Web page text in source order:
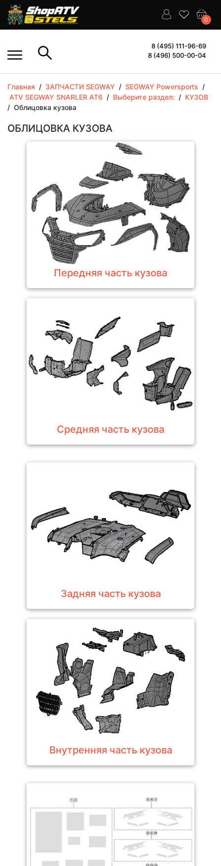
0
8 (495) 111-96-69
8 (496) 500-00-04
Главная / ЗАПЧАСТИ SEGWAY / SEGWAY Powersports /
ATV SEGWAY SNARLER AT6 / Выберите раздел: / КУЗОВ
/ Облицовка кузова
ОБЛИЦОВКА КУЗОВА
Передняя часть кузова
Средняя часть кузова
Задняя часть кузова
Внутренняя часть кузова